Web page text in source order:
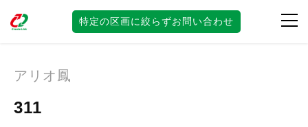
テナント区画サイト
特定の区画に絞らずお問い合わせ
アリオ鳳
311